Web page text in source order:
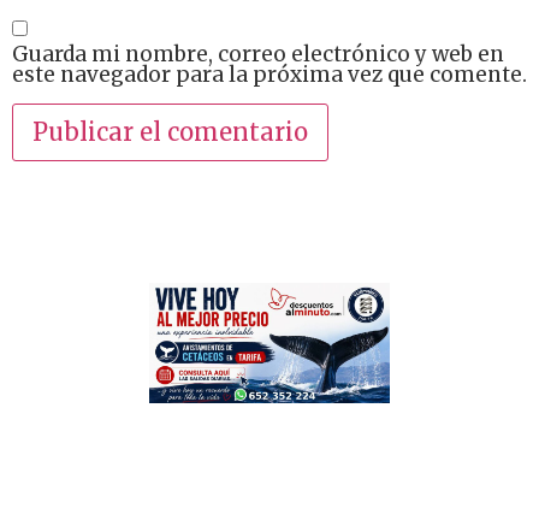
Guarda mi nombre, correo electrónico y web en
este navegador para la próxima vez que comente.